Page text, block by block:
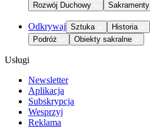
Rozwój Duchowy
Sakramenty
Odkrywaj Sztuka Historia
Podróż
Obiekty sakralne
Usługi
Newsletter
Aplikacja
Subskrypcja
Wesprzyj
Reklama